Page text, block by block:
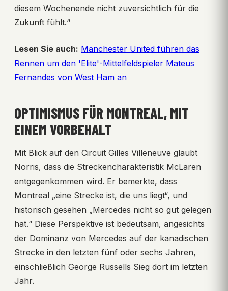
diesem Wochenende nicht zuversichtlich für die
Zukunft fühlt.“
Lesen Sie auch: Manchester United führen das
Rennen um den 'Elite'-Mittelfeldspieler Mateus
Fernandes von West Ham an
OPTIMISMUS FÜR MONTREAL, MIT
EINEM VORBEHALT
Mit Blick auf den Circuit Gilles Villeneuve glaubt
Norris, dass die Streckencharakteristik McLaren
entgegenkommen wird. Er bemerkte, dass
Montreal „eine Strecke ist, die uns liegt“, und
historisch gesehen „Mercedes nicht so gut gelegen
hat.“ Diese Perspektive ist bedeutsam, angesichts
der Dominanz von Mercedes auf der kanadischen
Strecke in den letzten fünf oder sechs Jahren,
einschließlich George Russells Sieg dort im letzten
Jahr.